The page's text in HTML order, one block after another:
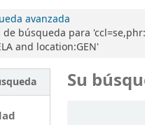
avanzada
de búsqueda para
and location:GEN'
Su